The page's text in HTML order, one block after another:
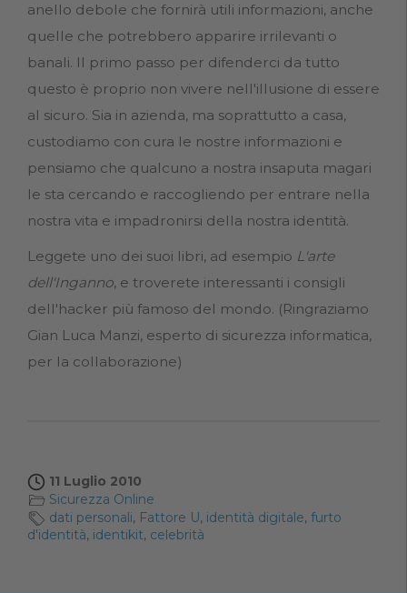
anello debole che fornirà utili informazioni, anche
quelle che potrebbero apparire irrilevanti o
banali. Il primo passo per difenderci da tutto
questo è proprio non vivere nell'illusione di essere
al sicuro. Sia in azienda, ma soprattutto a casa,
custodiamo con cura le nostre informazioni e
pensiamo che qualcuno a nostra insaputa magari
le sta cercando e raccogliendo per entrare nella
nostra vita e impadronirsi della nostra identità.
Leggete uno dei suoi libri, ad esempio L'arte
dell'Inganno, e troverete interessanti i consigli
dell'hacker più famoso del mondo. (Ringraziamo
Gian Luca Manzi, esperto di sicurezza informatica,
per la collaborazione)
11 Luglio 2010
Sicurezza Online
dati personali, Fattore U, identità digitale, furto
d'identità, identikit, celebrità